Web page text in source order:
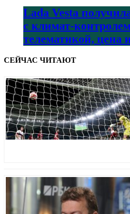
Lada Vesta
с климат-
телематикой, цена
СЕЙЧАС ЧИТАЮТ